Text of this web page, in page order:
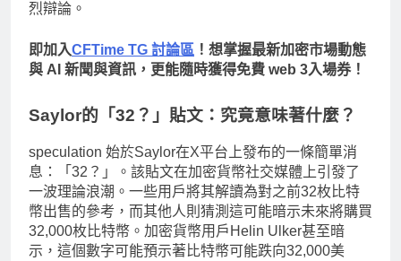
烈辯論。
即加入CFTime TG 討論區 ！想掌握最新加密市場動態
與 AI 新聞與資訊，更能隨時獲得免費 web 3入場券！
Saylor的「32？」貼文：究竟意味著什麼？
speculation 始於Saylor在X平台上發布的一條簡單消
息：「32？」。該貼文在加密貨幣社交媒體上引發了
一波理論浪潮。一些用戶將其解讀為對之前32枚比特
幣出售的參考，而其他人則猜測這可能暗示未來將購買
32,000枚比特幣。加密貨幣用戶Helin Ulker甚至暗
示，這個數字可能預示著比特幣可能跌向32,000美